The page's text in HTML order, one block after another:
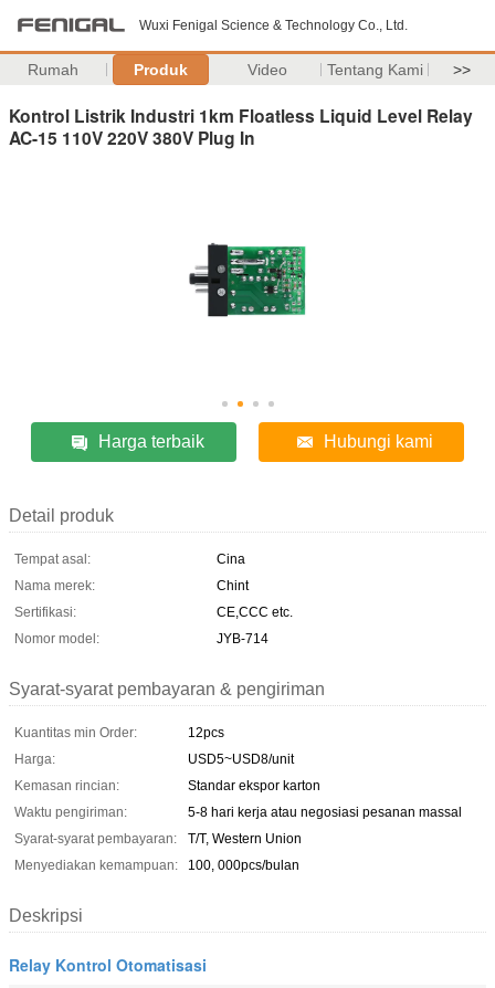
Wuxi Fenigal Science & Technology Co., Ltd.
Rumah Produk Video Tentang Kami >>
Kontrol Listrik Industri 1km Floatless Liquid Level Relay
AC-15 110V 220V 380V Plug In
Harga terbaik Hubungi kami
Detail produk
Tempat asal:
Cina
Nama merek:
Chint
Sertifikasi:
CE,CCC etc.
Nomor model:
JYB-714
Syarat-syarat pembayaran & pengiriman
Kuantitas min Order:
12pcs
Harga:
USD5~USD8/unit
Kemasan rincian:
Standar ekspor karton
Waktu pengiriman:
5-8 hari kerja atau negosiasi pesanan massal
Syarat-syarat pembayaran:
T/T, Western Union
Menyediakan kemampuan:
100, 000pcs/bulan
Deskripsi
Relay Kontrol Otomatisasi